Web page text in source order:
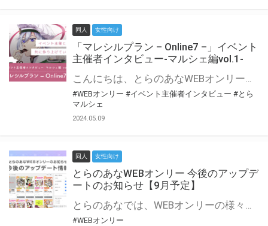
同人 女性向け
「マレシルプラン – Online7 –」イベント
主催者インタビュー-マルシェ編vol.1-
こんにちは、とらのあなWEBオンリー運営スタッフです。 新たにお届けする、イベント主催者インタビュー-マルシェ編-は、 とらのあなWEBオンリー「マルシェ」をご利用した主催様に 「マルシェ」を使って開催した感想や心がけをお聞きする企画です。 今回は、WEBオンリー開催7回目迎えた「マレシルプラン – Online7 –」より、 主催の玉川うた様にお話を伺いました。 ▼マレシルプランのインタビュー前回記事 「イベント主催者インタビュー vol.6」はこちら 協力：玉川うた様（マレシルプラン実行委員会 代表）／イベント公式Twitter（@mallesil_plan） とらのあなWEBオンリー「マルシェ」とは？ WEBオンリーでリアルタイムでコミュニケーションがとれるオンライン会場です。
#WEBオンリー #イベント主催者インタビュー #とら
マルシェ
2024.05.09
同人 女性向け
とらのあなWEBオンリー 今後のアップデ
ートのお知らせ【9月予定】
とらのあなでは、WEBオンリーの様々な支援を実施しています。 今回は2021年9月に実装を予定しているアップデート情報についてご紹介いたします。 とらのあなWEBオンリーサイトはこちら
#WEBオンリー